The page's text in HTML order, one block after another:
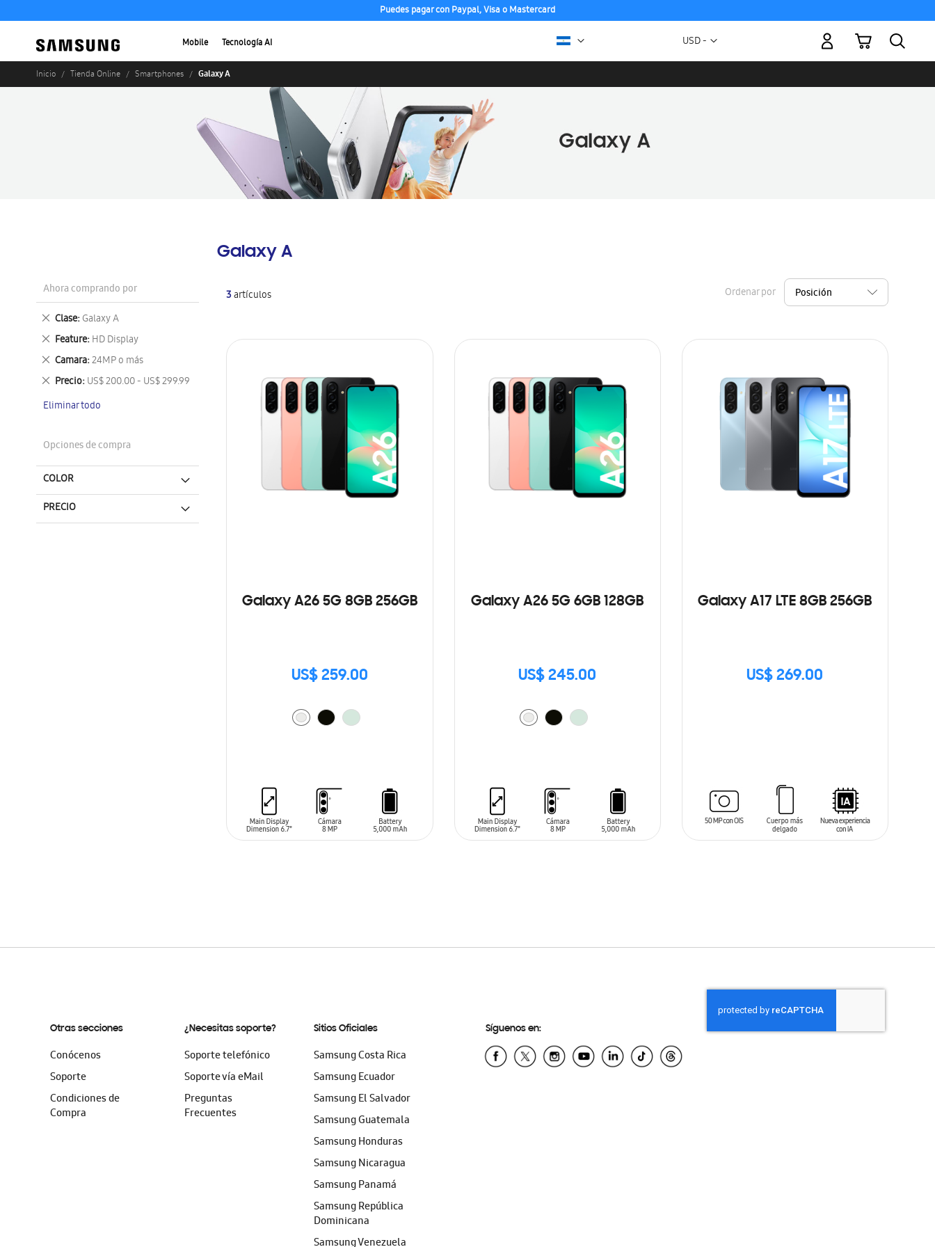
Puedes pagar con Paypal, Visa o Mastercard
Mobile Tecnología AI Moneda
USD -
Mi carrito
Inicio Tienda Online Smartphones Galaxy A
Galaxy A
3artículos Ordenar por
Galaxy A26 5G 8GB 256GB
US$ 259.00
Galaxy A26 5G 6GB 128GB
US$ 245.00
Galaxy A17 LTE 8GB 256GB
US$ 269.00
SIN
Ahora comprando por
Clase Galaxy A
Eliminar
este
artículo
Feature HD Display
Eliminar
este
artículo
Camara 24MP o más
Eliminar
este
artículo
Precio US$ 200.00 - US$ 299.99
Eliminar
artículo
Eliminar todo
Opciones de compra
COLOR
PRECIO
Otras secciones
Conócenos
Soporte
Condiciones de
Compra
¿Necesitas soporte?
Soporte telefónico
Soporte vía eMail
Preguntas
Frecuentes
Sitios Oficiales
Samsung Costa Rica
Samsung Ecuador
Samsung El Salvador
Samsung Guatemala
Samsung Honduras
Samsung Nicaragua
Samsung Panamá
Samsung República
Dominicana
Samsung Venezuela
Síguenos en: